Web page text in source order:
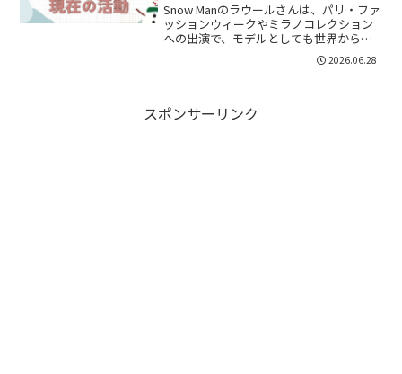
Snow Manのラウールさんは、パリ・ファ
ッションウィークやミラノコレクション
への出演で、モデルとしても世界から注
目を集めてきました。その一方で、「最
近パリコレに出ていない？」「ミラノコ
2026.06.28
スポンサーリンク